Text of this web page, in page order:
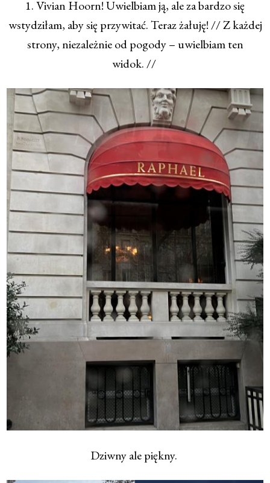
1. Vivian Hoorn! Uwielbiam ją, ale za bardzo się
wstydziłam, aby się przywitać. Teraz żałuję! // Z każdej
strony, niezależnie od pogody – uwielbiam ten
widok. //
Dziwny ale piękny.